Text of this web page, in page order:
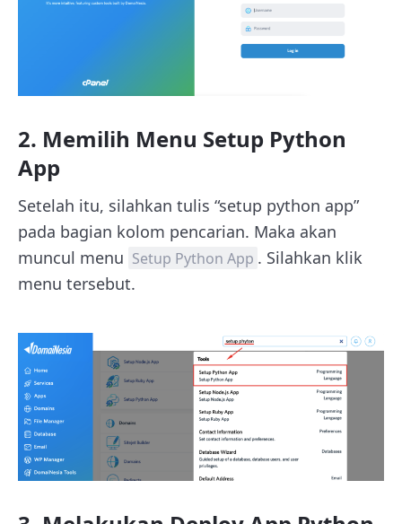
2. Memilih Menu Setup Python
App
Setelah itu, silahkan tulis “setup python app”
pada bagian kolom pencarian. Maka akan
muncul menu Setup Python App . Silahkan klik
menu tersebut.